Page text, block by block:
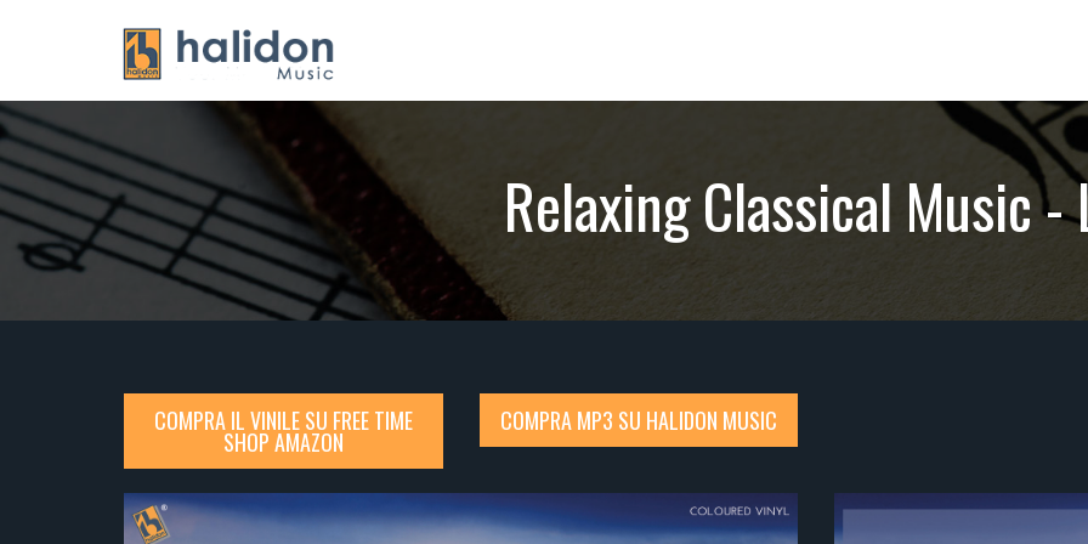
Relaxing Classical Music -
COMPRA IL VINILE SU FREE TIME
SHOP AMAZON
COMPRA MP3 SU HALIDON MUSIC